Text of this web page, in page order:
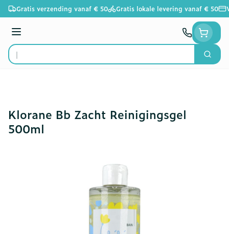
Ga naar de inhoud
Gratis verzending vanaf € 50 Gratis lokale levering vanaf € 50
Menu
Product, merk, categorie...
Zoek
Klorane Bb Zacht Reinigingsgel
500ml